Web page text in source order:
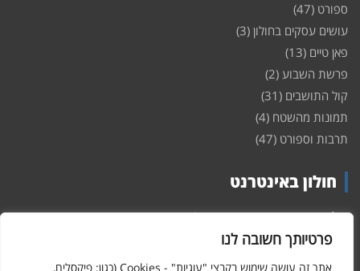
פרטיותך חשובה לנו
אתר זה עושה שימוש בקבצי "עוגיות" - Cookies (כגון: פיקסלים,
ספורט (47)
עושים עסקים בחולון (3)
פאן טיים (13)
פרשת השבוע (2)
קול התושבים (31)
תמונות מהשטח (4)
תרבות וספורט (47)
חולון באינטרנט
חולוןבאינטרנט – האתר שמביא לכם עדכונים ומידע מהשטח מהעיר
חולון. במה פתוחה לקול תושבי חולון באינטרנט, מידע על
ופרוייקטים חדשים בעיר, חיי לילה, וכן טורי דעה, עסקים בחולון, ודיונים על
הנעשה בעיר. אתם מוזמנים ומוזמנות להשתתף בדיון ולשלוח לנו כתבות